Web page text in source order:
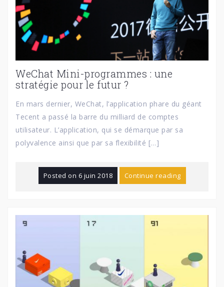
WeChat Mini-programmes : une
stratégie pour le futur ?
En mars dernier, WeChat, l’application phare du géant
Tecent a passé la barre du milliard de comptes
utilisateur. L’application, qui se démarque par sa
polyvalence ainsi que par sa flexibilité […]
Posted on 6 juin 2018 Continue reading